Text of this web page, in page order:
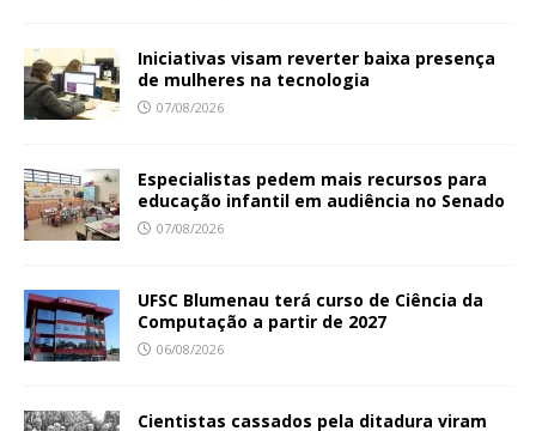
Iniciativas visam reverter baixa presença
de mulheres na tecnologia
07/08/2026
Especialistas pedem mais recursos para
educação infantil em audiência no Senado
07/08/2026
UFSC Blumenau terá curso de Ciência da
Computação a partir de 2027
06/08/2026
Cientistas cassados pela ditadura viram